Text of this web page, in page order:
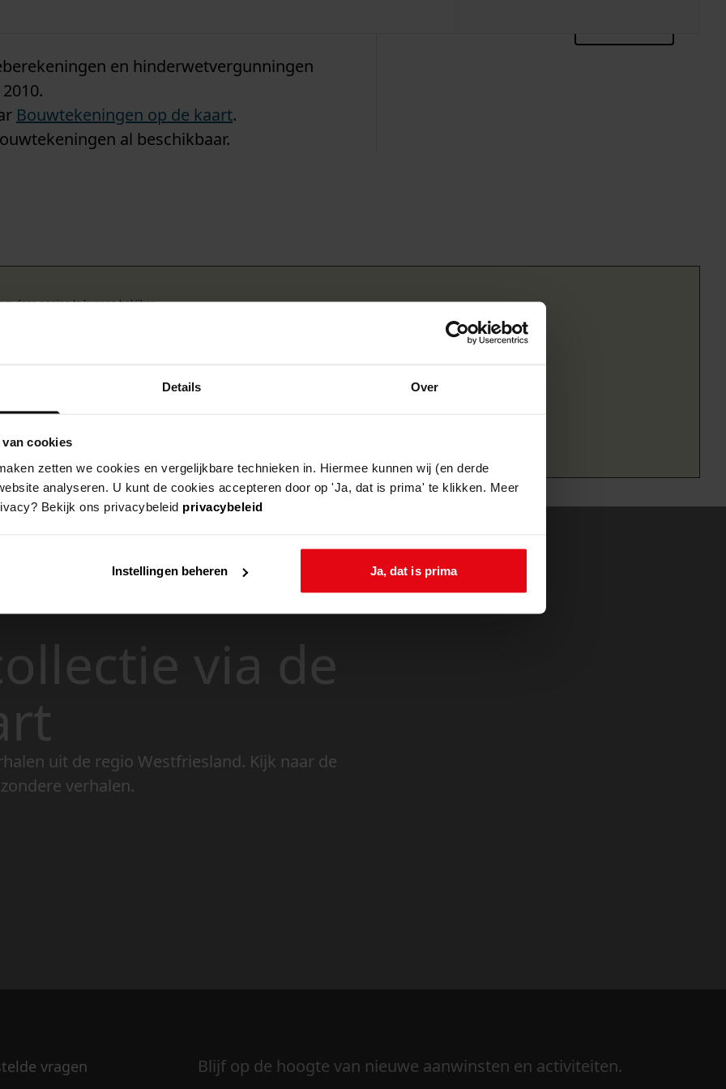
Details Over
cookies
zetten we cookies en vergelijkbare technieken in. Hiermee kunnen wij (en derde
analyseren. U kunt de cookies accepteren door op 'Ja, dat is prima' te klikken. Meer
Bekijk ons privacybeleid privacybeleid
Instellingen beheren Ja, dat is prima
en hinderwetvergunningen
Bouwtekeningen op de kaart.
al beschikbaar.
deze pagina te kunnen bekijken.
via de
uit de regio Westfriesland. Kijk naar de
verhalen.
vragen Blijf op de hoogte van nieuwe aanwinsten en activiteiten.